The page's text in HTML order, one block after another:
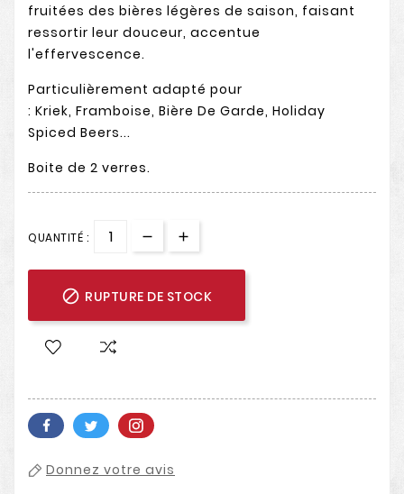
fruitées des bières légères de saison, faisant
ressortir leur douceur, accentue
l'effervescence.
Particulièrement adapté pour
: Kriek, Framboise, Bière De Garde, Holiday
Spiced Beers...
Boite de 2 verres.
QUANTITÉ :
 RUPTURE DE STOCK
Donnez votre avis